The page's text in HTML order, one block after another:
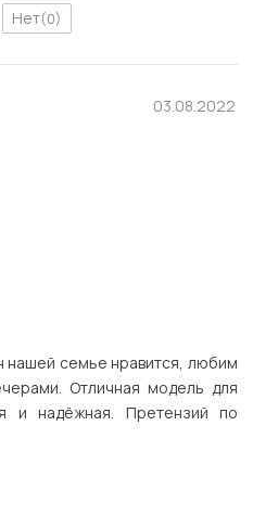
Нет(0)
03.08.2022
нашей семье нравится, любим
Отличная модель для
и надёжная. Претензий по